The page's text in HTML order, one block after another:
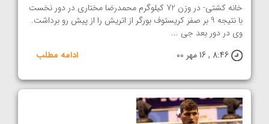
خانه کشتی- در وزن 72 کیلوگرم محمدرضا مختاری در دور نخست
با نتيجه 9 بر صفر کریستوف بورگر از اتریش را از پيش رو برداشت.
وي در دور بعد جی ...
8:46 , 16 مهر 00
ادامه مطلب